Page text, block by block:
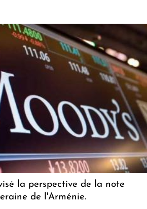
la perspective de la note
de l'Arménie.